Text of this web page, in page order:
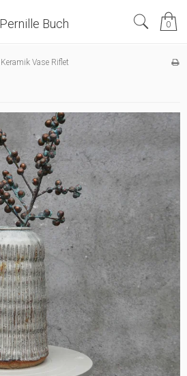
Pernille Buch 0
Keramik Vase Riflet